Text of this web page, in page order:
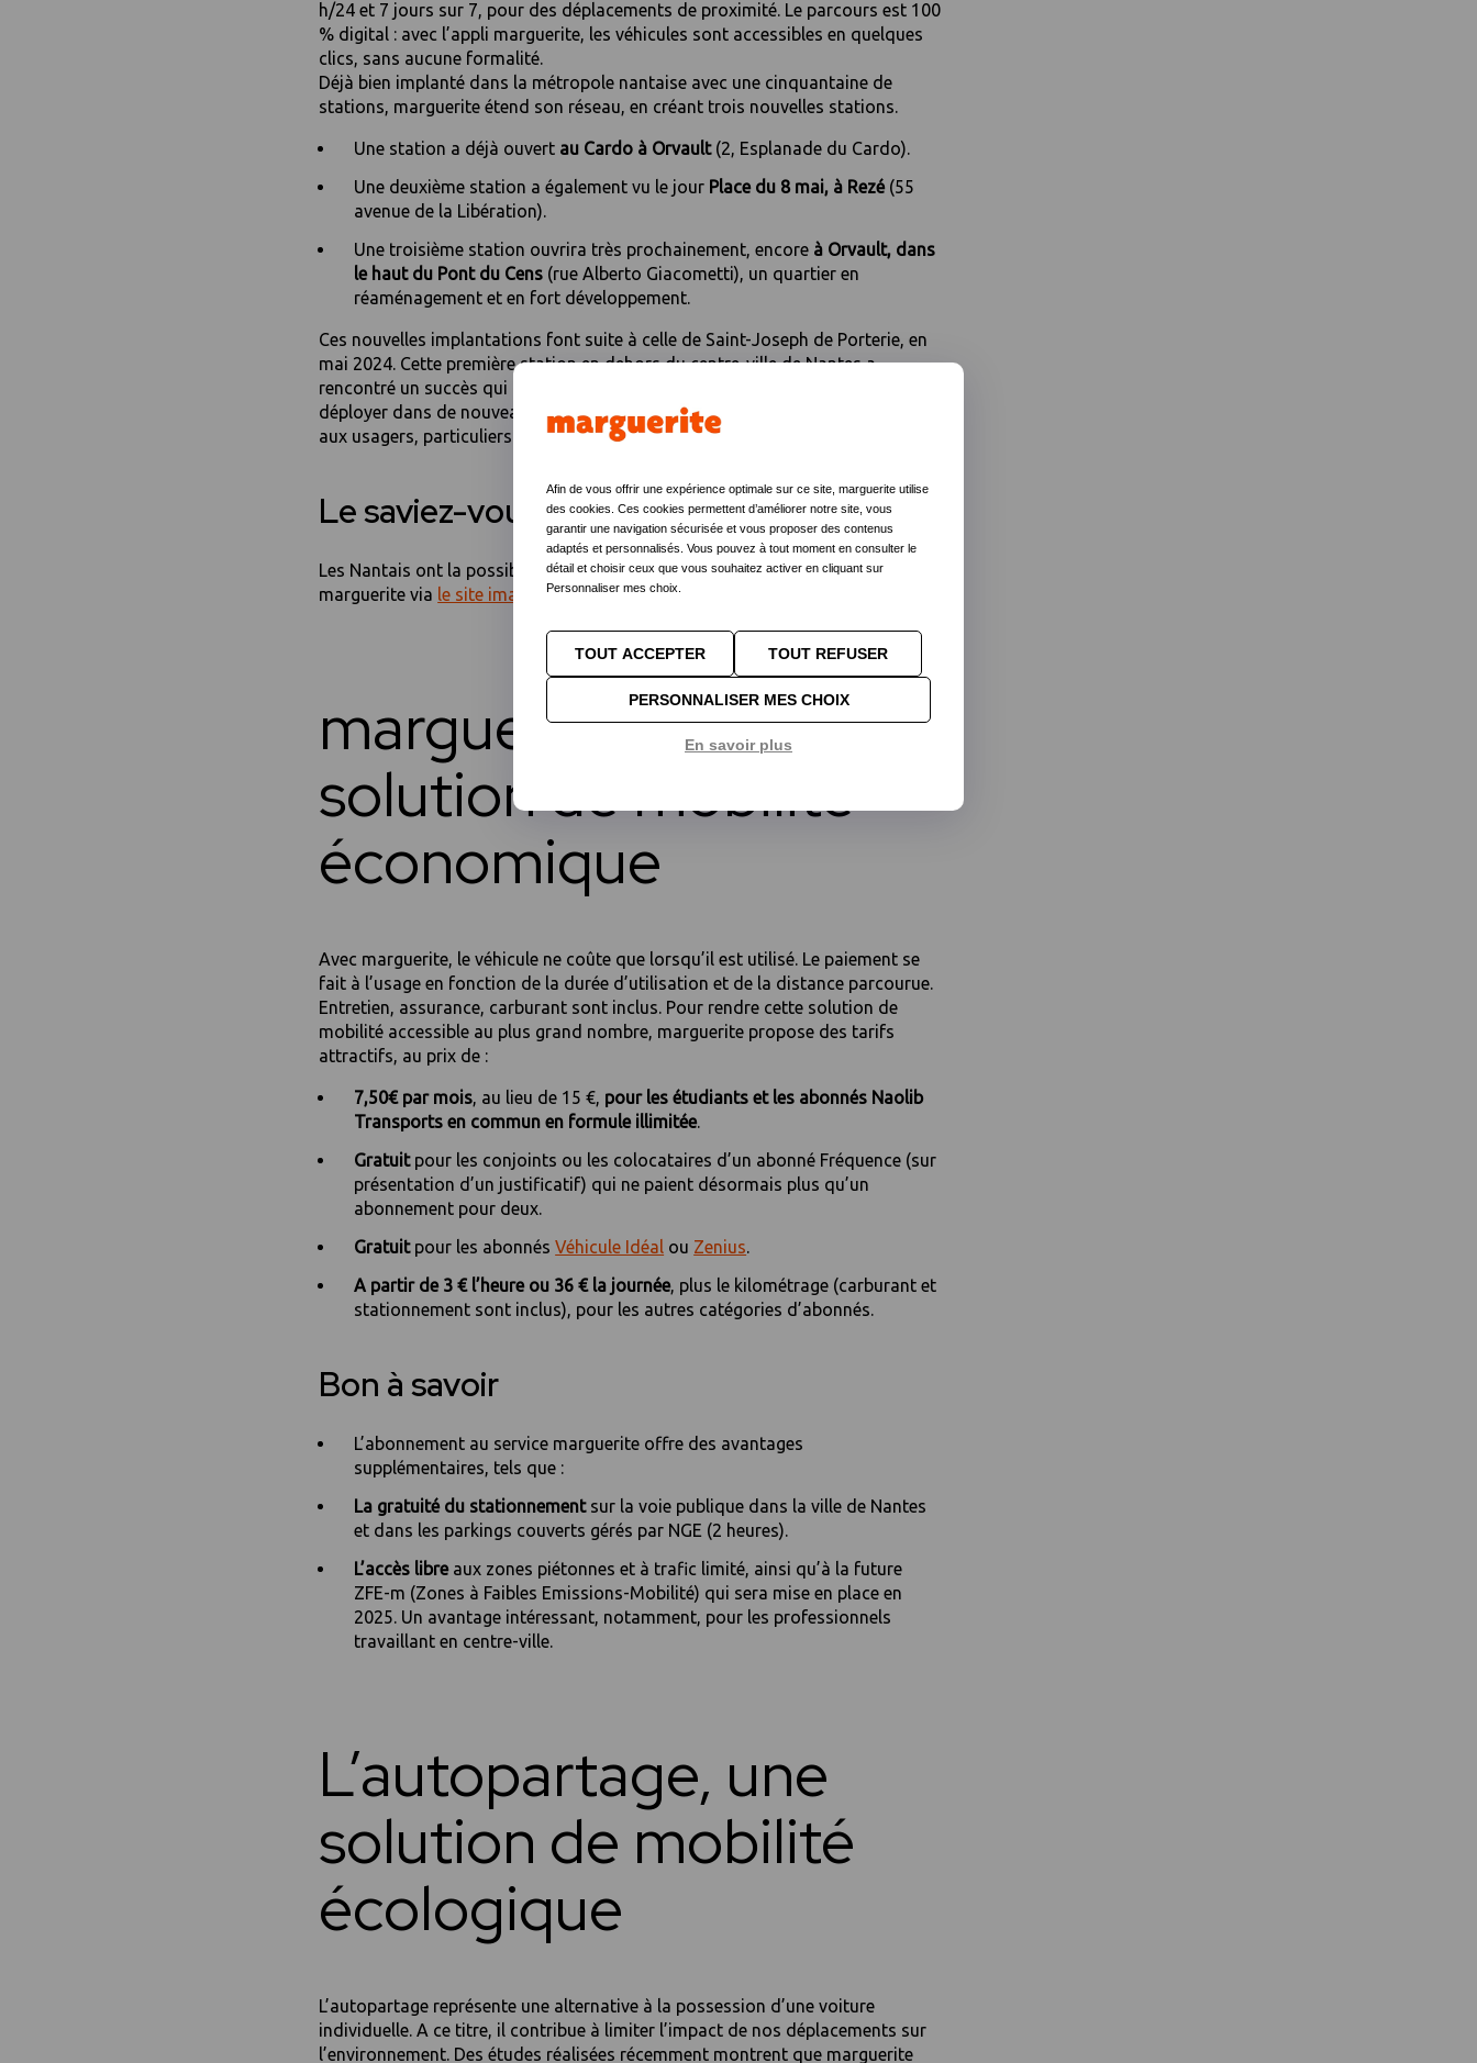
h/24 et 7 jours sur 7, pour des déplacements de proximité. Le parcours est 100
% digital : avec l’appli marguerite, les véhicules sont accessibles en quelques
clics, sans aucune formalité.
Déjà bien implanté dans la métropole nantaise avec une cinquantaine de
stations, marguerite étend son réseau, en créant trois nouvelles stations.
Une station a déjà ouvert au Cardo à Orvault (2, Esplanade du Cardo).
Une deuxième station a également vu le jour Place du 8 mai, à Rezé(55
avenue de la Libération).
Une troisième station ouvrira très prochainement, encore à Orvault, dans
le haut du Pont du Cens (rue Alberto Giacometti), un quartier en
réaménagement et en fort développement.
Ces nouvelles implantations font suite à celle de Saint-Joseph de Porterie, en
mai 2024. Cette première station en dehors du centre-ville de Nantes a
rencontré un succès qui a incité les voitures noires à la casquette orange à se
déployer dans de nouveaux quartiers pour offrir toujours plus de proximité
aux usagers, particuliers comme professionnels.
Le saviez-vous ?
Les Nantais ont la possibilité de voter pour les futures implantations
marguerite via le site imarguerite.
marguerite, une
solution de mobilité
économique
Avec marguerite, le véhicule ne coûte que lorsqu’il est utilisé. Le paiement se
fait à l’usage en fonction de la durée d’utilisation et de la distance parcourue.
Entretien, assurance, carburant sont inclus. Pour rendre cette solution de
mobilité accessible au plus grand nombre, marguerite propose des tarifs
attractifs, au prix de :
7,50€ par mois, au lieu de 15 €, pour les étudiants et les abonnés Naolib
Transports en commun en formule illimitée.
Gratuit pour les conjoints ou les colocataires d’un abonné Fréquence (sur
présentation d’un justificatif) qui ne paient désormais plus qu’un
abonnement pour deux.
Gratuit pour les abonnésVéhicule Idéal ou Zenius.
A partir de 3 € l’heure ou 36 € la journée, plus le kilométrage (carburant et
stationnement sont inclus), pour les autres catégories d’abonnés.
Bon à savoir
L’abonnement au service marguerite offre des avantages
supplémentaires, tels que :
La gratuité du stationnement sur la voie publique dans la ville de Nantes
et dans les parkings couverts gérés par NGE (2 heures).
L’accès libreaux zones piétonnes et à trafic limité, ainsi qu’à la future
ZFE-m (Zones à Faibles Emissions-Mobilité) qui sera mise en place en
2025. Un avantage intéressant, notamment, pour les professionnels
travaillant en centre-ville.
L’autopartage, une
solution de mobilité
écologique
L’autopartage représente une alternative à la possession d’une voiture
individuelle. A ce titre, il contribue à limiter l’impact de nos déplacements sur
l’environnement. Des études réalisées récemment montrent que marguerite
Afin de vous offrir une expérience optimale sur ce site, marguerite utilise
des cookies. Ces cookies permettent d’améliorer notre site, vous
garantir une navigation sécurisée et vous proposer des contenus
adaptés et personnalisés. Vous pouvez à tout moment en consulter le
détail et choisir ceux que vous souhaitez activer en cliquant sur
Personnaliser mes choix.
TOUT ACCEPTER TOUT REFUSER
PERSONNALISER MES CHOIX
En savoir plus